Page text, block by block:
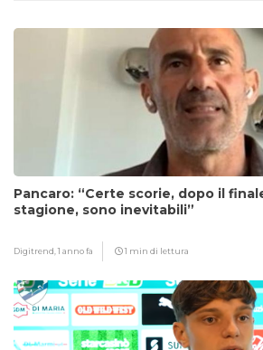
Pancaro: “Certe scorie, dopo il
stagione, sono inevitabili”
Digitrend,1 anno fa 1 min di lettura